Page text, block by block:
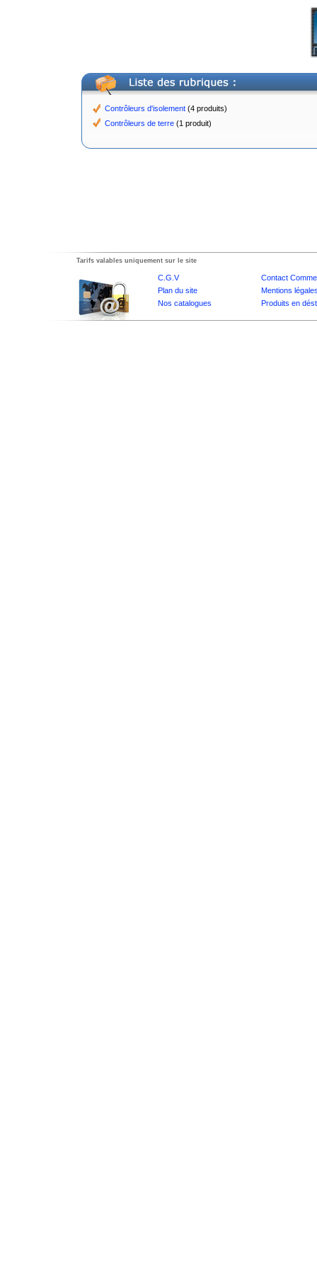
Contrôleurs d'isolement(4 produits)
Contrôleurs de terre(1 produit)
Tarifs valables uniquement sur le site
C.G.V
Contact
Plan du site
Mentions
Nos catalogues
Produits en